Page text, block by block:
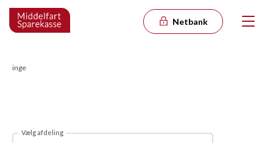
Netbank
inge
Vælg afdeling